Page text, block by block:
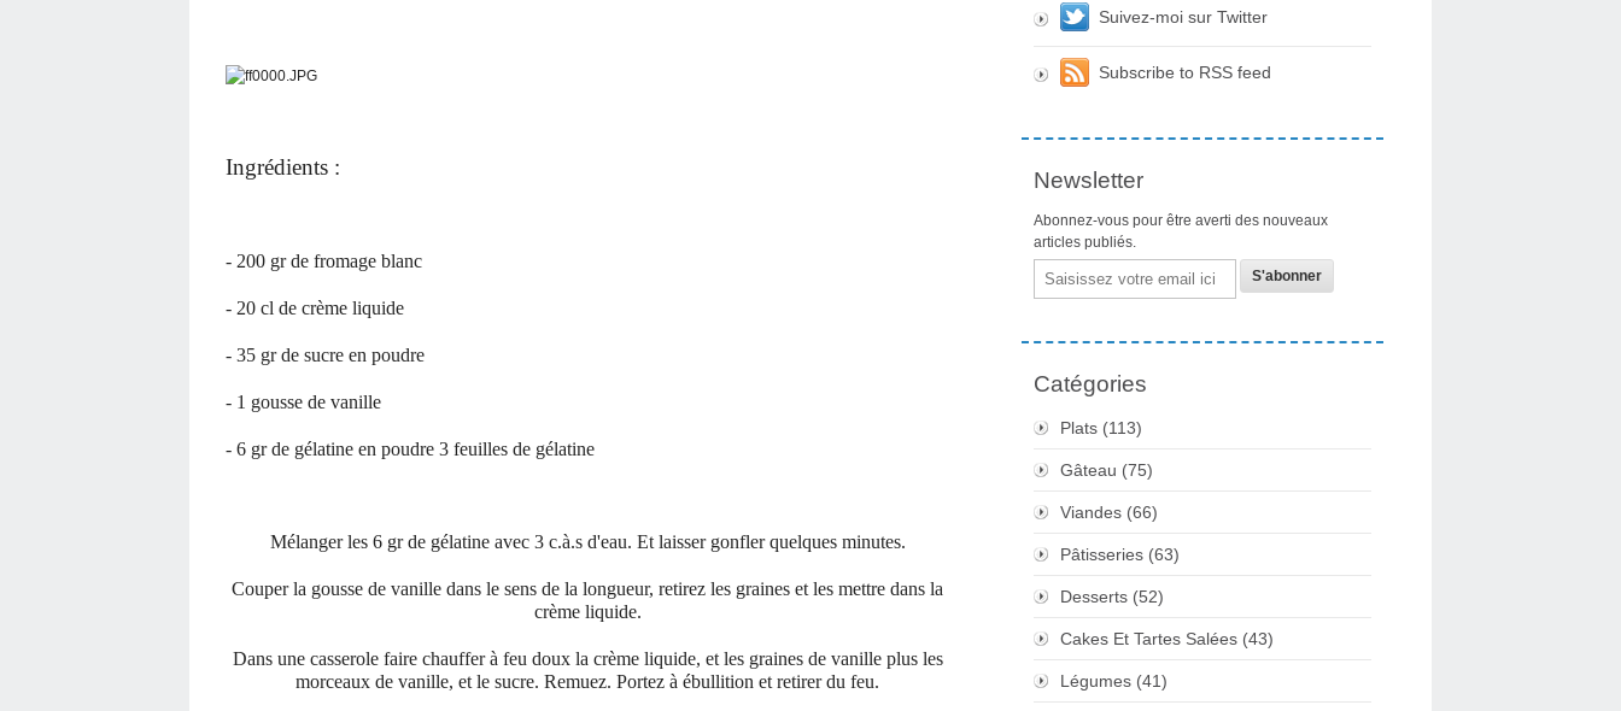
Ingrédients :
- 200 gr de fromage blanc
- 20 cl de crème liquide
- 35 gr de sucre en poudre
- 1 gousse de vanille
- 6 gr de gélatine en poudre 3 feuilles de gélatine
Mélanger les 6 gr de gélatine avec 3 c.à.s d'eau. Et laisser gonfler quelques minutes.
Couper la gousse de vanille dans le sens de la longueur, retirez les graines et les mettre dans la
crème liquide.
Dans une casserole faire chauffer à feu doux la crème liquide, et les graines de vanille plus les
morceaux de vanille, et le sucre. Remuez. Portez à ébullition et retirer du feu.
Suivez-moi sur Twitter
Subscribe to RSS feed
Newsletter
Abonnez-vous pour être averti des nouveaux
articles publiés.
Email
Catégories
Plats (113)
Gâteau (75)
Viandes (66)
Pâtisseries (63)
Desserts (52)
Cakes Et Tartes Salées (43)
Légumes (41)